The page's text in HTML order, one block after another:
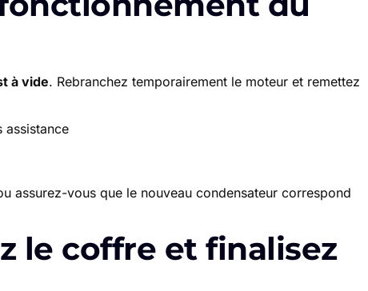
à vide. Rebranchez temporairement le moteur et remettez
assistance
assurez-vous que le nouveau condensateur correspond
le coffre et finalisez